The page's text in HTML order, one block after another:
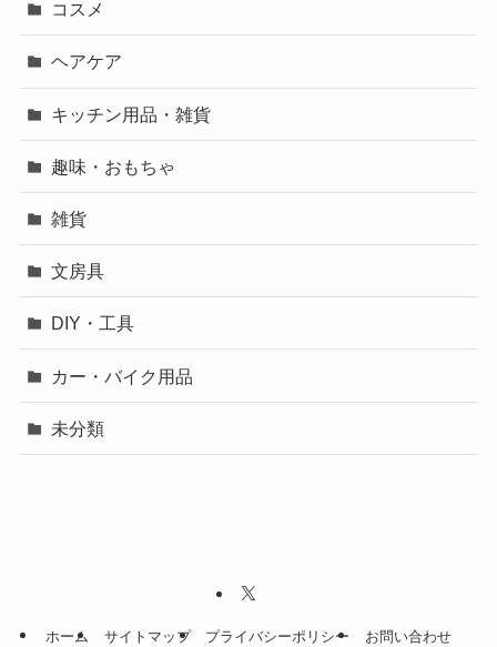
コスメ
ヘアケア
キッチン用品・雑貨
趣味・おもちゃ
雑貨
文房具
DIY・工具
カー・バイク用品
未分類
ホーム サイトマップ プライバシーポリシー お問い合わせ